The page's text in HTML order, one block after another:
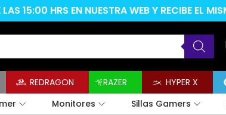
15:00 HRS EN NUESTRA WEB Y RECIBE EL
REDRAGON RAZER HYPER X
Monitores Sillas Gamers